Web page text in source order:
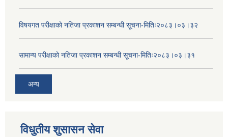
विषयगत परीक्षाको नतिजा प्रकाशन सम्बन्धी सूचना-मितिः२०८३।०३।३२
सामान्य परीक्षाको नतिजा प्रकाशन सम्बन्धी सूचना-मितिः२०८३।०३।३१
अन्य
विधुतीय शुसासन सेवा